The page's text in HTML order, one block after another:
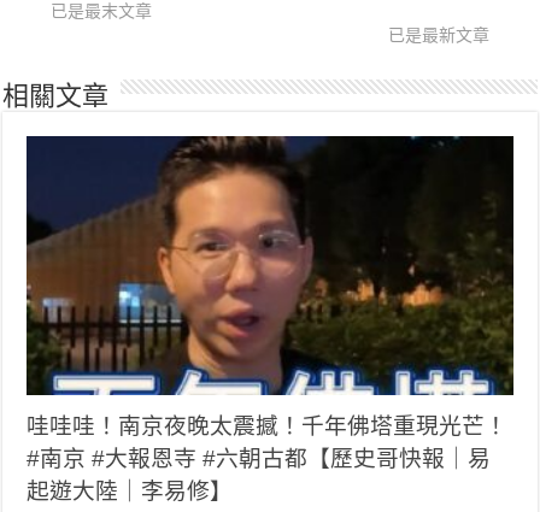
已是最末文章
已是最新文章
相關文章
哇哇哇！南京夜晚太震撼！千年佛塔重現光芒！
#南京 #大報恩寺 #六朝古都【歷史哥快報｜易
起遊大陸｜李易修】